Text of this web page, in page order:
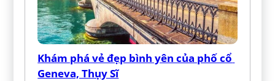
Khám phá vẻ đẹp bình yên của phố cổ
Geneva, Thụy Sĩ